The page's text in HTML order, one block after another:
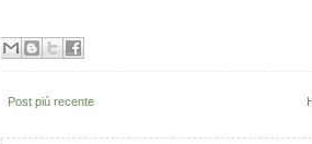
Post più recente